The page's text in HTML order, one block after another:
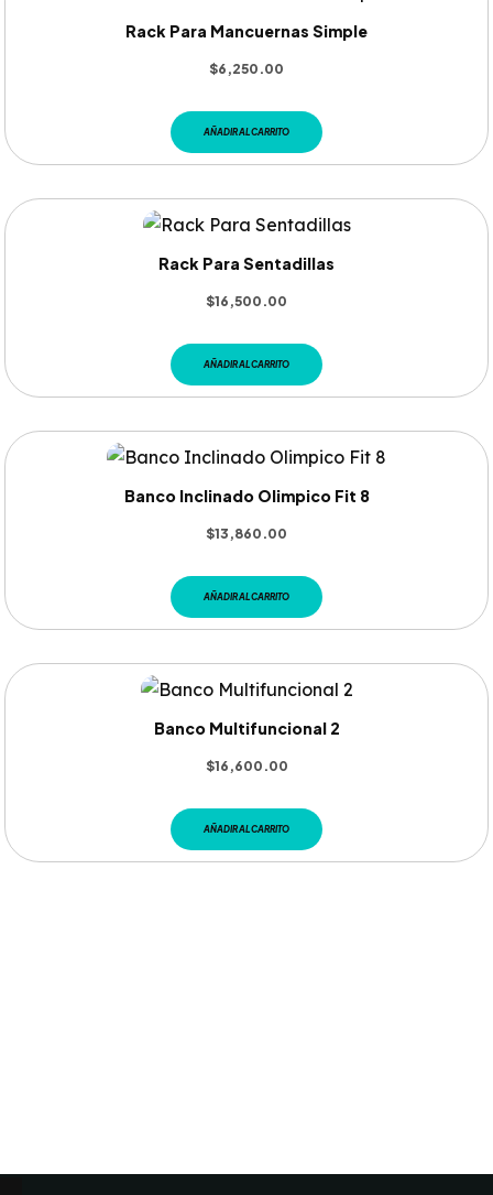
Rack Para Mancuernas Simple
$6,250.00
AÑADIR AL CARRITO
Rack Para Sentadillas
$16,500.00
AÑADIR AL CARRITO
Banco Inclinado Olimpico Fit 8
$13,860.00
AÑADIR AL CARRITO
Banco Multifuncional 2
$16,600.00
AÑADIR AL CARRITO